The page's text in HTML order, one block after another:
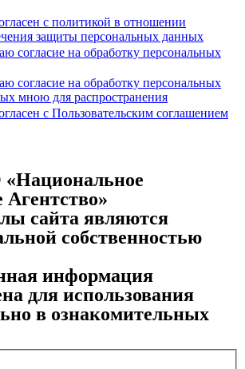
с политикой в отношении
защиты персональных данных
согласие на обработку персональных
согласие на обработку персональных
мною для распространения
с Пользовательским соглашением
Агентство»
сайта являются
собственностью
информация
для использования
в ознакомительных